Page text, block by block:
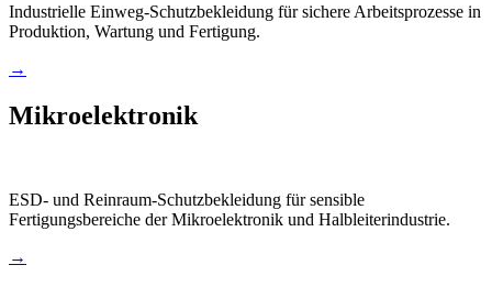
Industrielle Einweg-Schutzbekleidung für sichere Arbeitsprozesse in
Produktion, Wartung und Fertigung.
→
Mikroelektronik
ESD- und Reinraum-Schutzbekleidung für sensible
Fertigungsbereiche der Mikroelektronik und Halbleiterindustrie.
→